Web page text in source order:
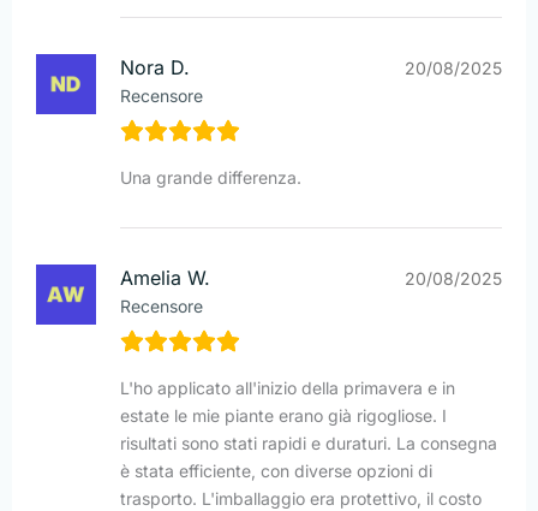
Nora D.
Recensore
20/08/2025
Una grande differenza.
Amelia W.
Recensore
20/08/2025
L'ho applicato all'inizio della primavera e in
estate le mie piante erano già rigogliose. I
risultati sono stati rapidi e duraturi. La consegna
è stata efficiente, con diverse opzioni di
trasporto. L'imballaggio era protettivo, il costo